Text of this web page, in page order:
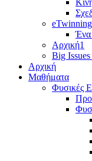
eTwinning
Ένα
Αρχική1
Big
Αρχική
Μαθήματα
Φυσικές